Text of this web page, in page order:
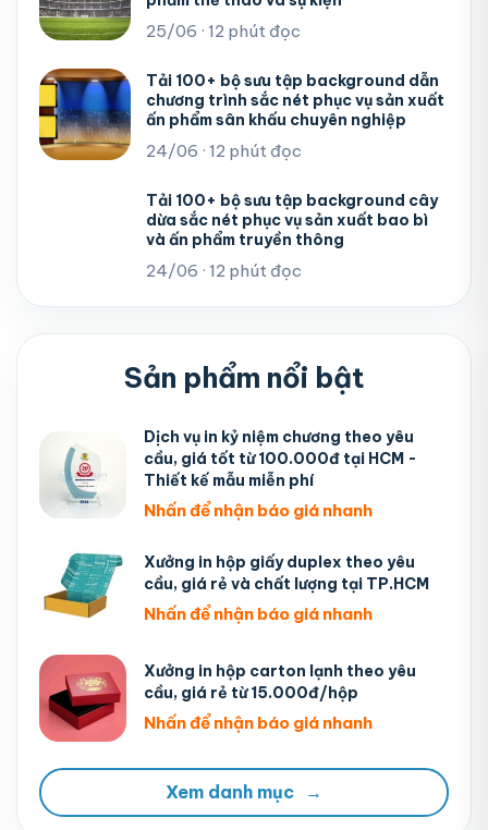
25/06 · 12 phút đọc
Tải 100+ bộ sưu tập background dẫn
chương trình sắc nét phục vụ sản xuất
ấn phẩm sân khấu chuyên nghiệp
24/06 · 12 phút đọc
Tải 100+ bộ sưu tập background cây
dừa sắc nét phục vụ sản xuất bao bì
và ấn phẩm truyền thông
24/06 · 12 phút đọc
Sản phẩm nổi bật
Dịch vụ in kỷ niệm chương theo yêu
cầu, giá tốt từ 100.000đ tại HCM -
Thiết kế mẫu miễn phí
Nhấn để nhận báo giá nhanh
Xưởng in hộp giấy duplex theo yêu
cầu, giá rẻ và chất lượng tại TP.HCM
Nhấn để nhận báo giá nhanh
Xưởng in hộp carton lạnh theo yêu
cầu, giá rẻ từ 15.000đ/hộp
Nhấn để nhận báo giá nhanh
Xem danh mục →